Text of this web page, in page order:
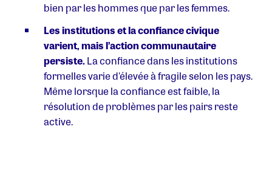
bien par les hommes que par les femmes.
Les institutions et la confiance civique
varient, mais l’action communautaire
persiste.La confiance dans les institutions
formelles varie d'élevée à fragile selon les pays.
Même lorsque la confiance est faible, la
résolution de problèmes par les pairs reste
active.